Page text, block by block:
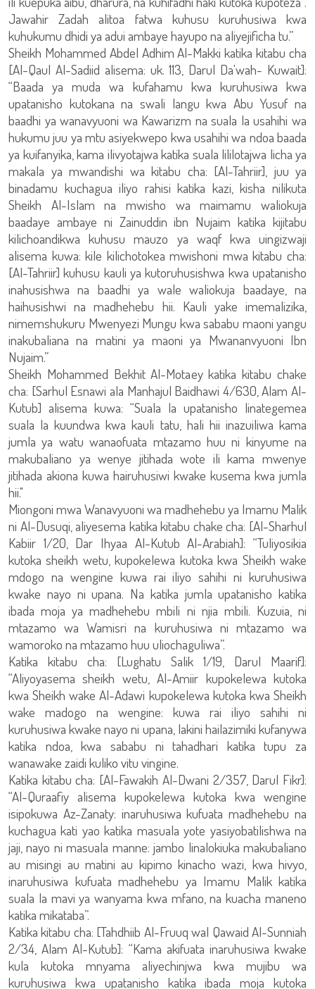
Jawahir Zadah alitoa fatwa kuhusu kuruhusiwa kwa
kuhukumu dhidi ya adui ambaye hayupo na aliyejificha tu.”
Sheikh Mohammed Abdel Adhim Al-Makki katika kitabu cha
[Al-Qaul Al-Sadiid alisema: uk. 113, Darul Da'wah- Kuwait]:
“Baada ya muda wa kufahamu kwa kuruhusiwa kwa
upatanisho kutokana na swali langu kwa Abu Yusuf na
baadhi ya wanavyuoni wa Kawarizm na suala la usahihi wa
hukumu juu ya mtu asiyekwepo kwa usahihi wa ndoa baada
ya kuifanyika, kama ilivyotajwa katika suala lililotajwa licha ya
makala ya mwandishi wa kitabu cha: [Al-Tahriir], juu ya
binadamu kuchagua iliyo rahisi katika kazi, kisha nilikuta
Sheikh Al-Islam na mwisho wa maimamu waliokuja
baadaye ambaye ni Zainuddin ibn Nujaim katika kijitabu
kilichoandikwa kuhusu mauzo ya waqf kwa uingizwaji
alisema kuwa: kile kilichotokea mwishoni mwa kitabu cha:
[Al-Tahriir] kuhusu kauli ya kutoruhusishwa kwa upatanisho
inahusishwa na baadhi ya wale waliokuja baadaye, na
haihusishwi na madhehebu hii. Kauli yake imemalizika,
nimemshukuru Mwenyezi Mungu kwa sababu maoni yangu
inakubaliana na matini ya maoni ya Mwananvyuoni Ibn
Nujaim.”
Sheikh Mohammed Bekhit Al-Motaey katika kitabu chake
cha: [Sarhul Esnawi ala Manhajul Baidhawi 4/630, Alam Al-
Kutub] alisema kuwa: “Suala la upatanisho linategemea
suala la kuundwa kwa kauli tatu, hali hii inazuiliwa kama
jumla ya watu wanaofuata mtazamo huu ni kinyume na
makubaliano ya wenye jitihada wote ili kama mwenye
jitihada akiona kuwa hairuhusiwi kwake kusema kwa jumla
hii."
Miongoni mwa Wanavyuoni wa madhehebu ya Imamu Malik
ni Al-Dusuqi, aliyesema katika kitabu chake cha: [Al-Sharhul
Kabiir 1/20, Dar Ihyaa Al-Kutub Al-Arabiah]: “Tuliyosikia
kutoka sheikh wetu, kupokelewa kutoka kwa Sheikh wake
mdogo na wengine kuwa rai iliyo sahihi ni kuruhusiwa
kwake nayo ni upana. Na katika jumla upatanisho katika
ibada moja ya madhehebu mbili ni njia mbili. Kuzuia, ni
mtazamo wa Wamisri na kuruhusiwa ni mtazamo wa
wamoroko na mtazamo huu uliochaguliwa”.
Katika kitabu cha: [Lughatu Salik 1/19, Darul Maarif]:
“Aliyoyasema sheikh wetu, Al-Amiir kupokelewa kutoka
kwa Sheikh wake Al-Adawi kupokelewa kutoka kwa Sheikh
wake madogo na wengine: kuwa rai iliyo sahihi ni
kuruhusiwa kwake nayo ni upana, lakini hailazimiki kufanywa
katika ndoa, kwa sababu ni tahadhari katika tupu za
wanawake zaidi kuliko vitu vingine.
Katika kitabu cha: [Al-Fawakih Al-Dwani 2/357, Darul Fikr]:
“Al-Quraafiy alisema kupokelewa kutoka kwa wengine
isipokuwa Az-Zanaty: inaruhusiwa kufuata madhehebu na
kuchagua kati yao katika masuala yote yasiyobatilishwa na
jaji, nayo ni masuala manne: jambo linalokiuka makubaliano
au misingi au matini au kipimo kinacho wazi, kwa hivyo,
inaruhusiwa kufuata madhehebu ya Imamu Malik katika
suala la mavi ya wanyama kwa mfano, na kuacha maneno
katika mikataba”.
Katika kitabu cha: [Tahdhiib Al-Fruuq wal Qawaid Al-Sunniah
2/34, Alam Al-Kutub]: “Kama akifuata inaruhusiwa kwake
kula kutoka mnyama aliyechinjwa kwa mujibu wa
kuruhusiwa kwa upatanisho katika ibada moja kutoka